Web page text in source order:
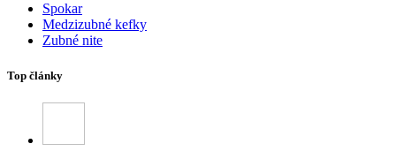
Spokar
Medzizubné kefky
Zubné nite
Top články